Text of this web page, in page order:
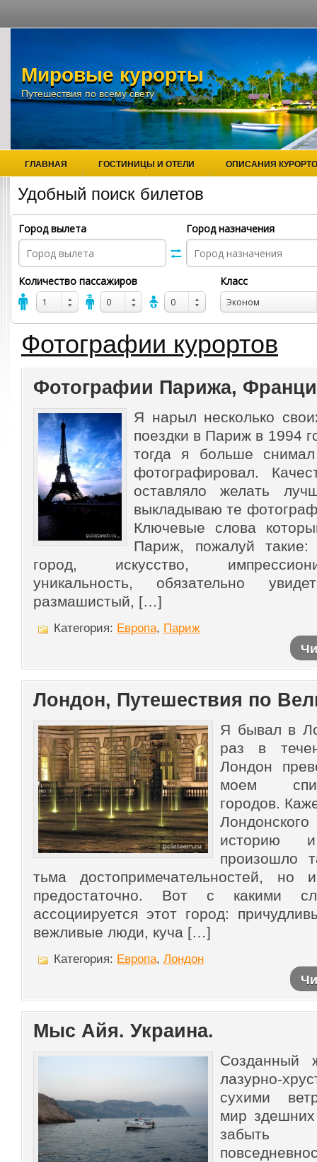
Мировые курорты
Путешествия по всему свету
ГЛАВНАЯ ГОСТИНИЦЫ И ОТЕЛИ ОПИСАНИЯ
Удобный поиск билетов
Город вылета Город назначения
Количество пассажиров
1 0 0
Класс
Эконом
Фотографии курортов
Фотографии Парижа,
Я нарыл несколько
поездки в Париж в 1994
тогда я больше
фотографировал.
оставляло желать
выкладываю те
Ключевые слова
Париж, пожалуй такие:
город, искусство,
уникальность, обязательно
размашистый, […]
Категория: Европа, Париж
Лондон, Путешествия по
Я бывал в
раз в
Лондон
моем
городов.
историю
произошло
тьма достопримечательностей, но
предостаточно. Вот с какими
ассоциируется этот город:
вежливые люди, куча […]
Категория: Европа, Лондон
Мыс Айя. Украина.
Созданный
лазурно-
сухими
мир здешних
забыть